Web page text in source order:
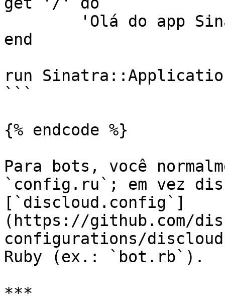
end
run
```
{% endcode %}
Para bots, você
`config.ru`; em vez
[`discloud.config`]
(https://github.com/
configurations/
Ruby (ex.: `bot.rb`).
***